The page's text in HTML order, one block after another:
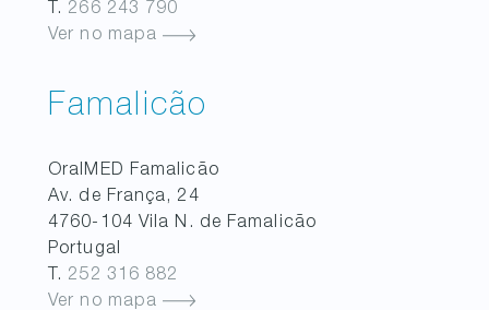
T. 266 243 790
Ver no mapa
Famalicão
OralMED Famalicão
Av. de França, 24
4760-104 Vila N. de Famalicão
Portugal
T. 252 316 882
Ver no mapa